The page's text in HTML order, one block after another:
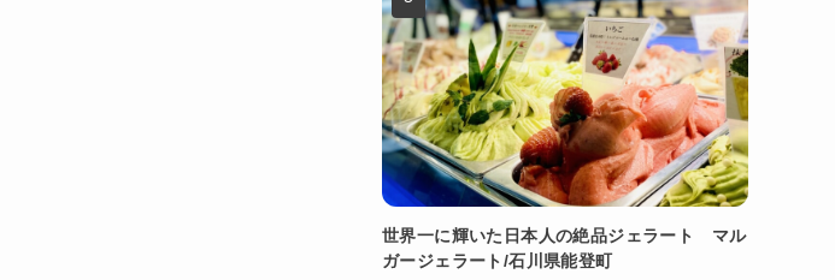
世界一に輝いた日本人の絶品ジェラート マル
ガージェラート/石川県能登町